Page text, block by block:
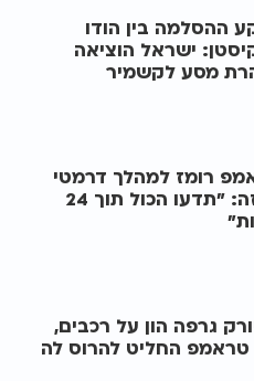
ההסלמה בין הודו
ישראל הוציאה
מסע לקשמיר
רומז למהלך דרמטי
בעזה: "תדעו הכול תוך 24
יורק גרפה הון על רכבים,
טראמפ החליט להרוס לה